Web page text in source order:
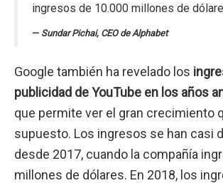
ingresos de 10.000 millones de
Sundar Pichai, CEO de Alphabet
Google también ha revelado los
publicidad de YouTube en los años
que permite ver el gran crecimiento
supuesto. Los ingresos se han casi
desde 2017, cuando la compañía
millones de dólares. En 2018, los